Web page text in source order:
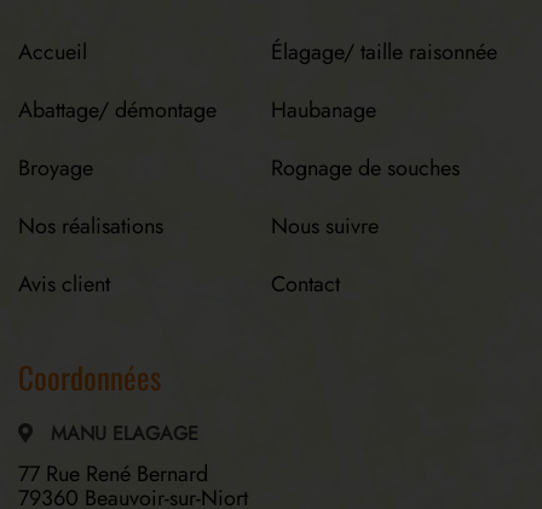
Accueil
Élagage/ taille raisonnée
Abattage/ démontage
Haubanage
Broyage
Rognage de souches
Nos réalisations
Nous suivre
Avis client
Contact
Coordonnées
MANU ELAGAGE
77 Rue René Bernard
79360 Beauvoir-sur-Niort